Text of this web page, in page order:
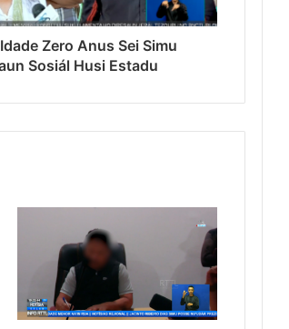
Zero Anus Sei Simu
Sosiál Husi Estadu